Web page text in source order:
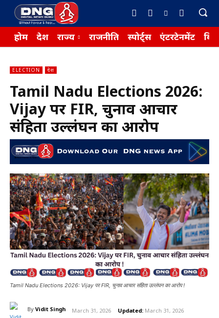
होम देश राज्य राजनीति स्पोर्ट्स एंटरटेनमेंट
ELECTION देश
Tamil Nadu Elections 2026:
Vijay पर FIR, चुनाव आचार
संहिता उल्लंघन का आरोप
Tamil Nadu Elections 2026: Vijay पर FIR, चुनाव आचार संहिता उल्लंघन का आरोप !
By Vidit Singh March 31, 2026 Updated: March 31, 2026